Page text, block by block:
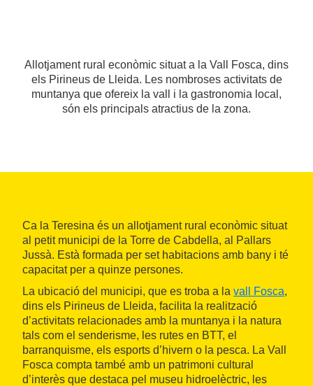
Allotjament rural econòmic situat a la Vall Fosca, dins
els Pirineus de Lleida. Les nombroses activitats de
muntanya que ofereix la vall i la gastronomia local,
són els principals atractius de la zona.
Ca la Teresina és un allotjament rural econòmic situat
al petit municipi de la Torre de Cabdella, al Pallars
Jussà. Està formada per set habitacions amb bany i té
capacitat per a quinze persones.
La ubicació del municipi, que es troba a la vall Fosca,
dins els Pirineus de Lleida, facilita la realització
d’activitats relacionades amb la muntanya i la natura
tals com el senderisme, les rutes en BTT, el
barranquisme, els esports d’hivern o la pesca. La Vall
Fosca compta també amb un patrimoni cultural
d’interès que destaca pel museu hidroelèctric, les